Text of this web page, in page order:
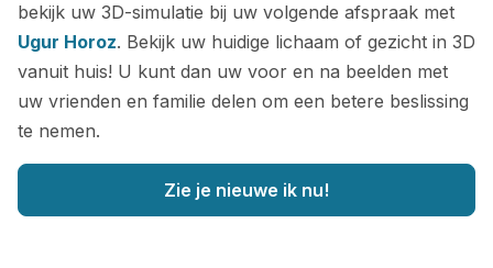
bekijk uw 3D-simulatie bij uw volgende afspraak met
Ugur Horoz. Bekijk uw huidige lichaam of gezicht in 3D
vanuit huis! U kunt dan uw voor en na beelden met
uw vrienden en familie delen om een betere beslissing
te nemen.
Zie je nieuwe ik nu!